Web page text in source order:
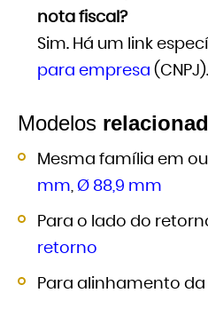
nota fiscal?
Sim. Há um link
para empresa (CNPJ).
Modelos
Mesma família em
mm, Ø 88,9 mm
Para o lado do
retorno
Para alinhamento da